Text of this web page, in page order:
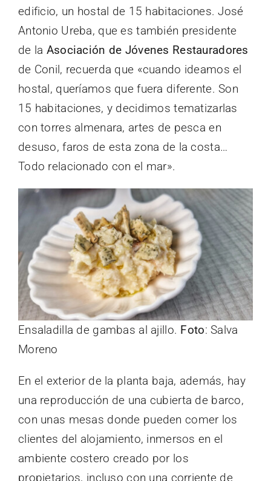
edificio, un hostal de 15 habitaciones. José
Antonio Ureba, que es también presidente
de la Asociación de Jóvenes Restauradores
de Conil, recuerda que «cuando ideamos el
hostal, queríamos que fuera diferente. Son
15 habitaciones, y decidimos tematizarlas
con torres almenara, artes de pesca en
desuso, faros de esta zona de la costa…
Todo relacionado con el mar».
Ensaladilla de gambas al ajillo. Foto: Salva
Moreno
En el exterior de la planta baja, además, hay
una reproducción de una cubierta de barco,
con unas mesas donde pueden comer los
clientes del alojamiento, inmersos en el
ambiente costero creado por los
propietarios, incluso con una corriente de